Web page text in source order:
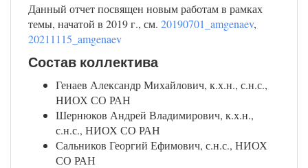
Данный отчет посвящен новым работам в рамках
темы, начатой в 2019 г., см. 20190701_amgenaev,
20211115_amgenaev
Состав коллектива
Генаев Александр Михайлович, к.х.н., с.н.с.,
НИОХ СО РАН
Шернюков Андрей Владимирович, к.х.н.,
с.н.с., НИОХ СО РАН
Сальников Георгий Ефимович, с.н.с., НИОХ
СО РАН